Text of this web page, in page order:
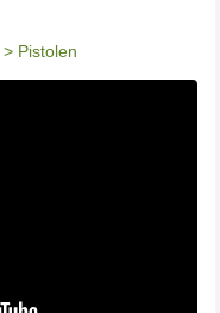
> Pistolen